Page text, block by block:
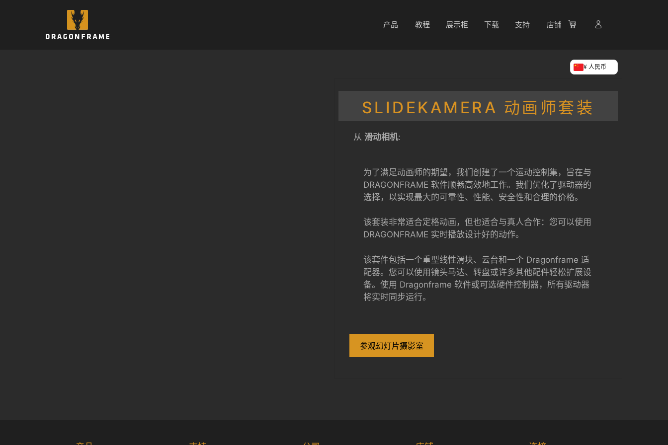
产品 教程 展示柜 下载 支持 店铺
¥ 人民币
SLIDEKAMERA 动画师套装
从 滑动相机:
为了满足动画师的期望，我们创建了一个运动控制集，旨在与
DRAGONFRAME 软件顺畅高效地工作。我们优化了驱动器的
选择，以实现最大的可靠性、性能、安全性和合理的价格。
该套装非常适合定格动画，但也适合与真人合作：您可以使用
DRAGONFRAME 实时播放设计好的动作。
该套件包括一个重型线性滑块、云台和一个 Dragonframe 适
配器。您可以使用镜头马达、转盘或许多其他配件轻松扩展设
备。使用 Dragonframe 软件或可选硬件控制器，所有驱动器
将实时同步运行。
参观幻灯片摄影室